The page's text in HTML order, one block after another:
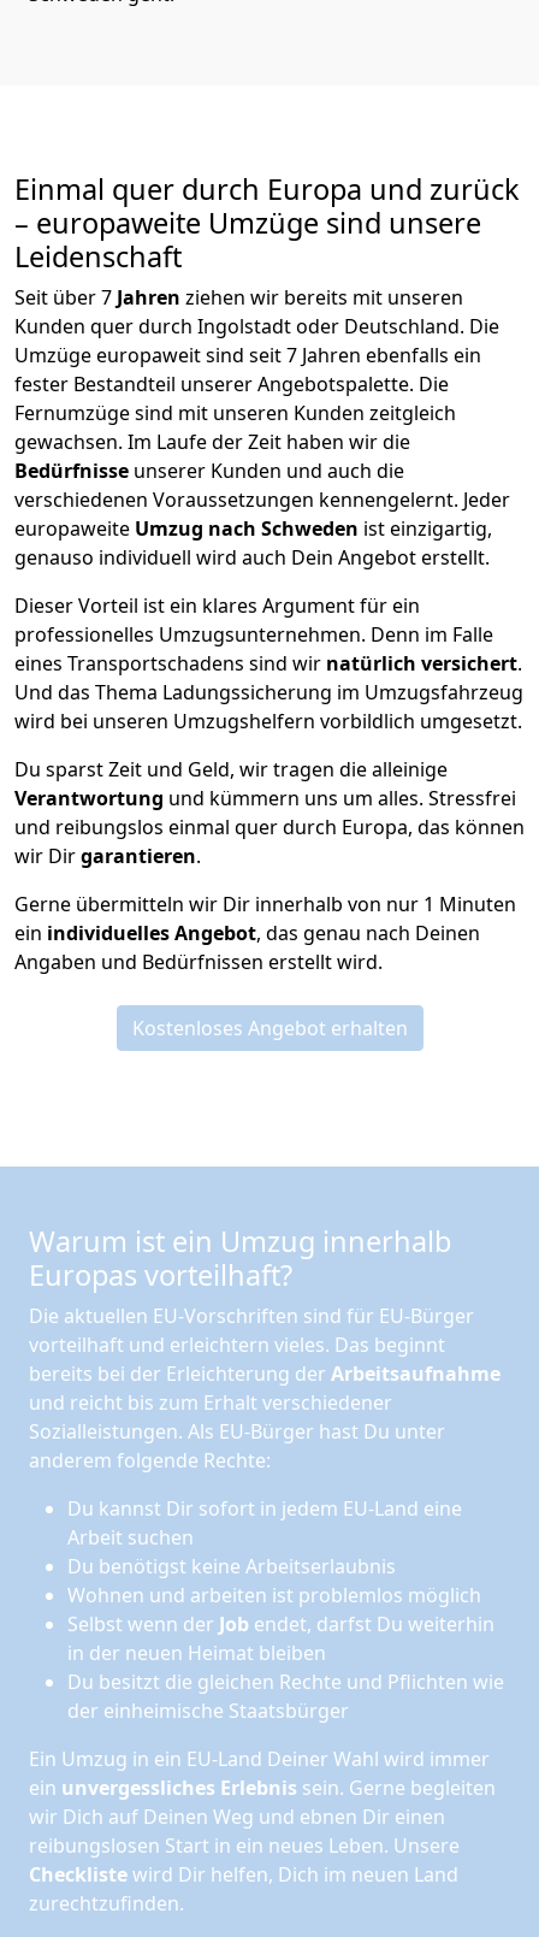
Einmal quer durch Europa und zurück
– europaweite Umzüge sind unsere
Leidenschaft
Seit über7 Jahren ziehen wir bereits mit unseren
Kunden quer durch Ingolstadtoder Deutschland. Die
Umzüge europaweit sind seit7 Jahren ebenfalls ein
fester Bestandteil unserer Angebotspalette. Die
Fernumzüge sind mit unseren Kunden zeitgleich
gewachsen. Im Laufe der Zeit haben wir die
Bedürfnisse unserer Kunden und auch die
verschiedenen Voraussetzungen kennengelernt. Jeder
europaweite Umzug nach Schweden ist einzigartig,
genauso individuell wird auch Dein Angebot erstellt.
Dieser Vorteil ist ein klares Argument für ein
professionelles Umzugsunternehmen. Denn im Falle
eines Transportschadens sind wir natürlich versichert.
Und das Thema Ladungssicherung im Umzugsfahrzeug
wird bei unseren Umzugshelfern vorbildlich umgesetzt.
Du sparst Zeit und Geld, wir tragen die alleinige
Verantwortung und kümmern uns um alles. Stressfrei
und reibungslos einmal quer durch Europa, das können
wir Dirgarantieren.
Gerne übermitteln wir Dir innerhalb von nur 1 Minuten
ein individuelles Angebot, das genau nach Deinen
Angaben und Bedürfnissen erstellt wird.
Kostenloses Angebot erhalten
Warum ist ein Umzug innerhalb
Europas vorteilhaft?
Die aktuellen EU-Vorschriften sind für EU-Bürger
vorteilhaft und erleichtern vieles. Das beginnt
bereits bei der Erleichterung der Arbeitsaufnahme
und reicht bis zum Erhalt verschiedener
Sozialleistungen. Als EU-Bürger hast Du unter
anderem folgende Rechte:
Du kannst Dir sofort in jedem EU-Land eine
Arbeit suchen
Du benötigst keine Arbeitserlaubnis
Wohnen und arbeiten ist problemlos möglich
Selbst wenn der Job endet, darfst Du weiterhin
in der neuen Heimat bleiben
Du besitzt die gleichen Rechte und Pflichten wie
der einheimische Staatsbürger
Ein Umzug in ein EU-Land Deiner Wahl wird immer
ein unvergessliches Erlebnis sein. Gerne begleiten
wir Dich auf Deinen Weg und ebnen Dir einen
reibungslosen Start in ein neues Leben. Unsere
Checklistewird Dir helfen, Dich im neuen Land
zurechtzufinden.